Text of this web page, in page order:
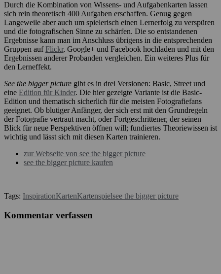
Durch die Kombination von Wissens- und Aufgabenkarten lassen
sich rein theoretisch 400 Aufgaben erschaffen. Genug gegen
Langeweile aber auch um spielerisch einen Lernerfolg zu verspüren
und die fotografischen Sinne zu schärfen. Die so entstandenen
Ergebnisse kann man im Anschluss übrigens in die entsprechenden
Gruppen aufFlickr, Google+ und Facebook hochladen und mit den
Ergebnissen anderer Probanden vergleichen. Ein weiteres Plus für
den Lerneffekt.
See the bigger picture gibt es in drei Versionen: Basic, Street und
eine Edition für Kinder. Die hier gezeigte Variante ist die Basic-
Edition und thematisch sicherlich für die meisten Fotografiefans
geeignet. Ob blutiger Anfänger, der sich erst mit den Grundregeln
der Fotografie vertraut macht, oder Fortgeschrittener, der seinen
Blick für neue Perspektiven öffnen will; fundiertes Theoriewissen ist
wichtig und lässt sich mit diesen Karten trainieren.
zur Webseite von see the bigger picture
see the bigger picture kaufen
Tags: InspirationKartenKartenspielsee the bigger picture
Kommentar verfassen